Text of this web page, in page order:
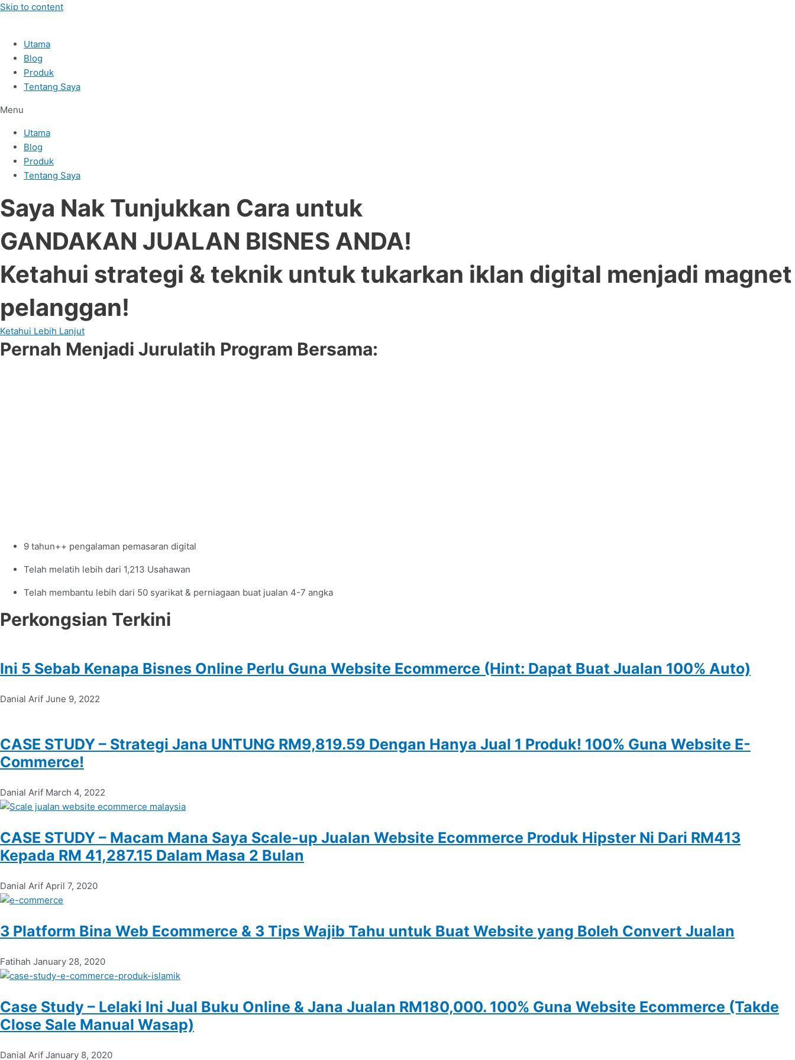
Skip to content
Utama
Blog
Produk
Tentang Saya
Menu
Utama
Blog
Produk
Tentang Saya
Saya Nak Tunjukkan Cara untuk
GANDAKAN JUALAN BISNES ANDA!
Ketahui strategi & teknik untuk tukarkan iklan digital menjadi magnet
pelanggan!
Ketahui Lebih Lanjut
Pernah Menjadi Jurulatih Program Bersama:
9 tahun++ pengalaman pemasaran digital
Telah melatih lebih dari 1,213 Usahawan
Telah membantu lebih dari 50 syarikat & perniagaan buat jualan 4-7 angka
Perkongsian Terkini
Ini 5 Sebab Kenapa Bisnes Online Perlu Guna Website Ecommerce (Hint: Dapat Buat Jualan 100% Auto)
Danial Arif June 9, 2022
CASE STUDY – Strategi Jana UNTUNG RM9,819.59 Dengan Hanya Jual 1 Produk! 100% Guna Website E-
Commerce!
Danial Arif March 4, 2022
CASE STUDY – Macam Mana Saya Scale-up Jualan Website Ecommerce Produk Hipster Ni Dari RM413
Kepada RM 41,287.15 Dalam Masa 2 Bulan
Danial Arif April 7, 2020
3 Platform Bina Web Ecommerce & 3 Tips Wajib Tahu untuk Buat Website yang Boleh Convert Jualan
Fatihah January 28, 2020
Case Study – Lelaki Ini Jual Buku Online & Jana Jualan RM180,000. 100% Guna Website Ecommerce (Takde
Close Sale Manual Wasap)
Danial Arif January 8, 2020